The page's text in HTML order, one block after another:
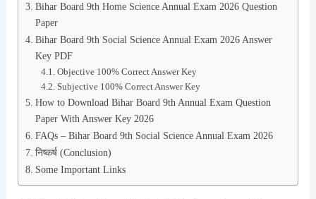
Bihar Board 9th Home Science Annual Exam 2026 Question
Paper
Bihar Board 9th Social Science Annual Exam 2026 Answer
Key PDF
Objective 100% Correct Answer Key
Subjective 100% Correct Answer Key
How to Download Bihar Board 9th Annual Exam Question
Paper With Answer Key 2026
FAQs – Bihar Board 9th Social Science Annual Exam 2026
निष्कर्ष (Conclusion)
Some Important Links